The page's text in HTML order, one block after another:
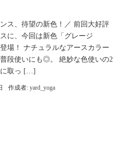
ス、待望の新色！／ 前回大好評
に、今回は新色「グレージ
場！ ナチュラルなアースカラー
段使いにも◎。 絶妙な色使いの2
に取っ […]
作成者: yard_yoga